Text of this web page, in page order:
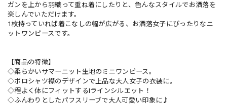
ガンを上から羽織って重ね着にしたりと、色んなスタイルでお洒落を
楽しんでいただけます。
1枚持っていれば着こなしの幅が広がる、お洒落女子にぴったりなニ
ットワンピースです。
【商品の特徴】
◇柔らかいサマーニット生地のミニワンピース。
◇ポロシャツ襟のデザインで上品な大人女子の衣装に。
◇程よく体にフィットするIラインシルエット！
◇ふんわりとしたパフスリーブで大人可愛い印象に♪